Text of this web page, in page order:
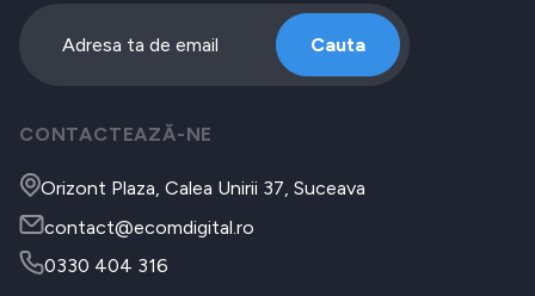
Cauta
CONTACTEAZĂ-NE
Orizont Plaza, Calea Unirii 37, Suceava
contact@ecomdigital.ro
0330 404 316